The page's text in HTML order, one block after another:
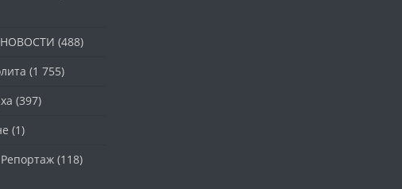
(488)
(1 755)
(397)
(1)
(118)